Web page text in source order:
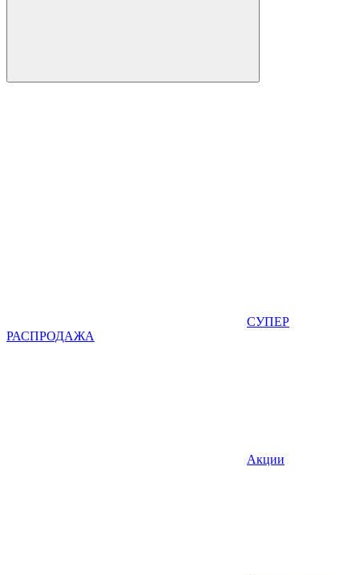
СУПЕР
РАСПРОДАЖА
Акции